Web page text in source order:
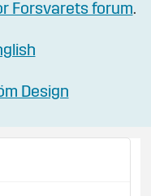
Forsvarets forum.
Design